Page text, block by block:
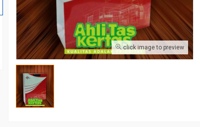
click image to preview
Paper Bag Kemasan Kaos
Rp 3.000
Tas Kertas Kemasan Batik dan
Cinderamata
Rp 4.000